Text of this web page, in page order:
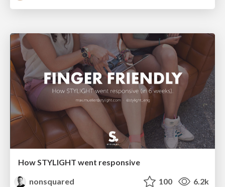
How STYLIGHT went responsive
nonsquared
100 6.2k